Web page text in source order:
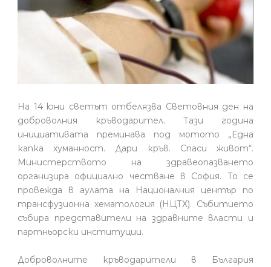
На 14 юни светът отбелязва Световния ден на
доброволния кръводарител. Тази година
инициативата преминава под мотото „Една
капка хуманност. Дари кръв. Спаси живот“.
Министерството на здравеопазването
организира официално честване в София. То се
провежда в аулата на Националния център по
трансфузионна хематология (НЦТХ). Събитието
събира представители на здравните власти и
партньорски институции.
Доброволните кръводарители в България